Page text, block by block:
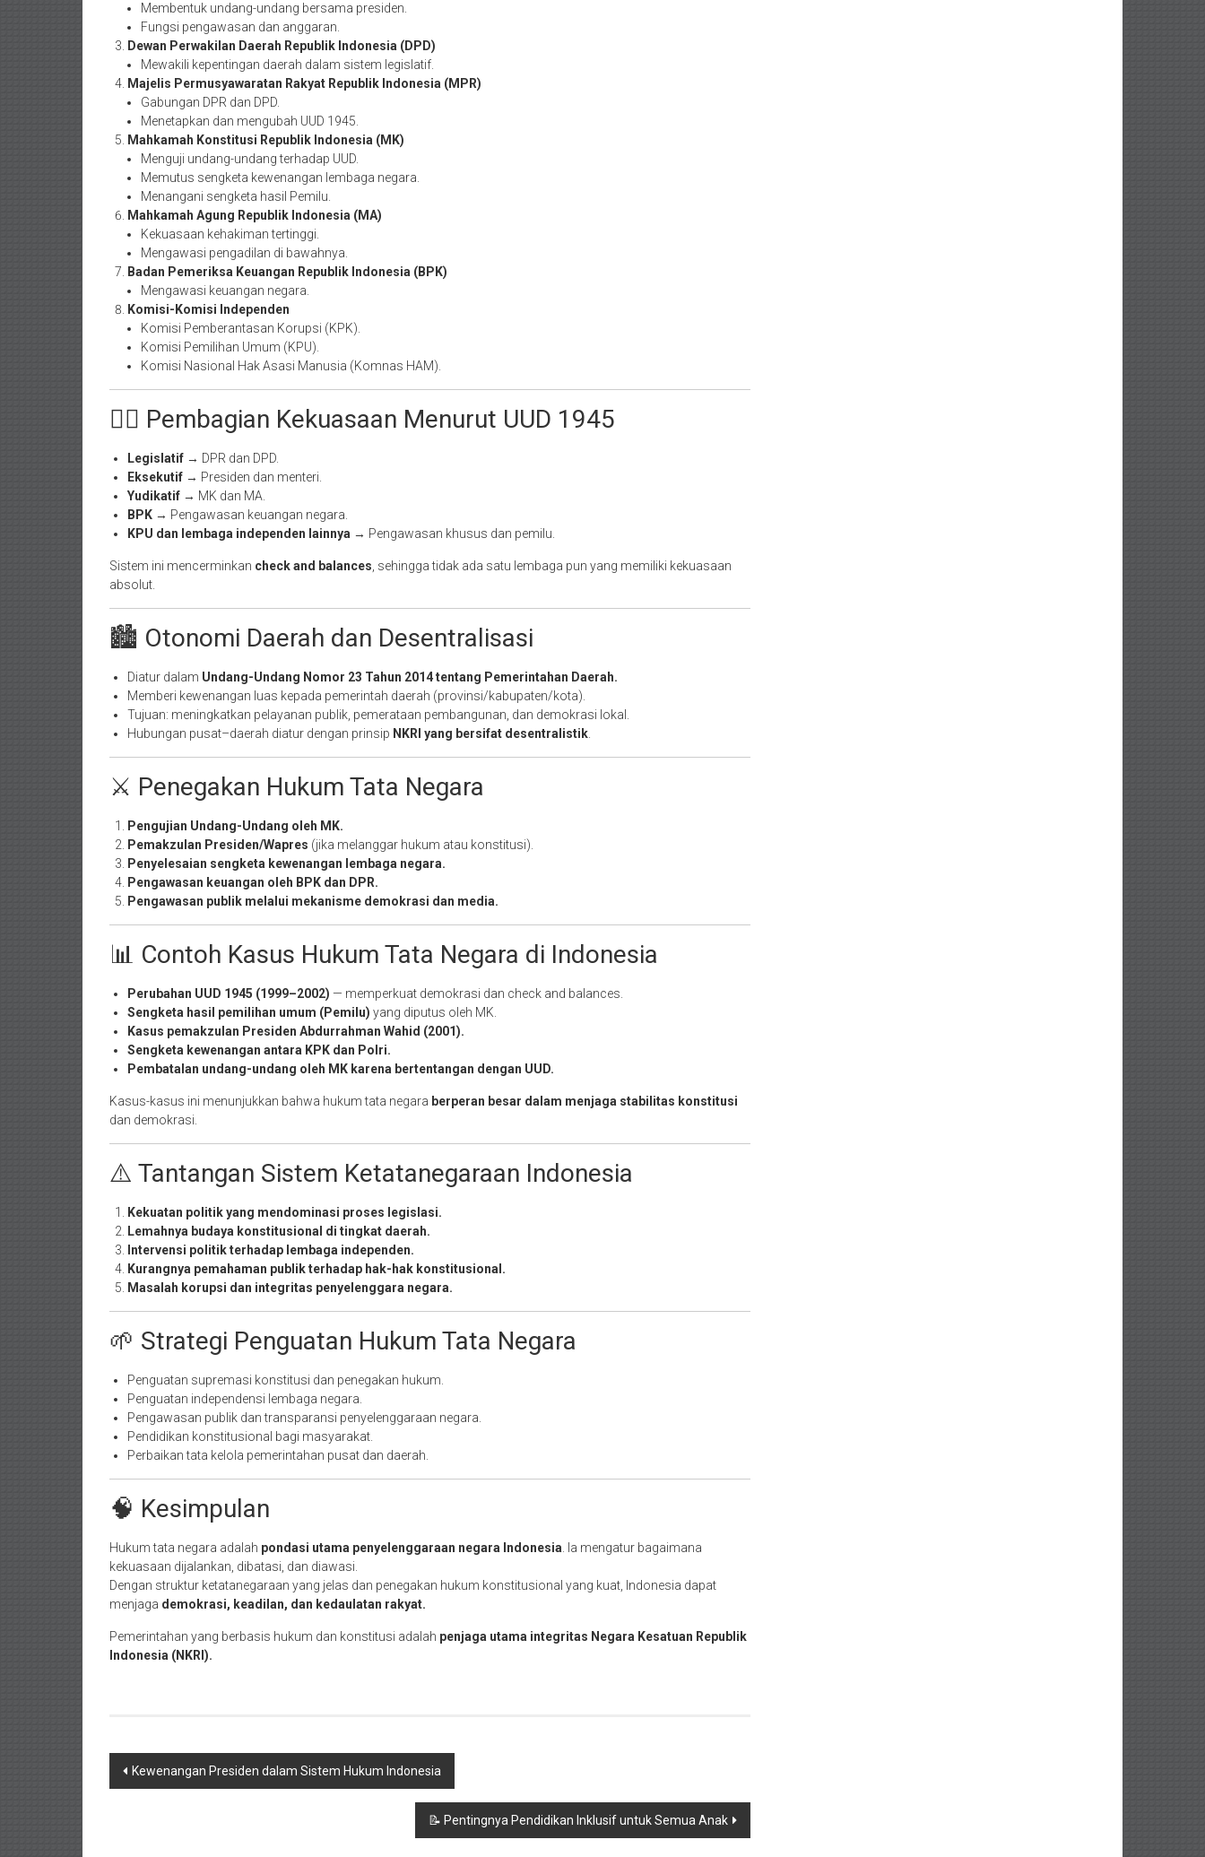
Membentuk undang-undang bersama presiden.
Fungsi pengawasan dan anggaran.
Dewan Perwakilan Daerah Republik Indonesia (DPD)
Mewakili kepentingan daerah dalam sistem legislatif.
Majelis Permusyawaratan Rakyat Republik Indonesia (MPR)
Gabungan DPR dan DPD.
Menetapkan dan mengubah UUD 1945.
Mahkamah Konstitusi Republik Indonesia (MK)
Menguji undang-undang terhadap UUD.
Memutus sengketa kewenangan lembaga negara.
Menangani sengketa hasil Pemilu.
Mahkamah Agung Republik Indonesia (MA)
Kekuasaan kehakiman tertinggi.
Mengawasi pengadilan di bawahnya.
Badan Pemeriksa Keuangan Republik Indonesia (BPK)
Mengawasi keuangan negara.
Komisi-Komisi Independen
Komisi Pemberantasan Korupsi (KPK).
Komisi Pemilihan Umum (KPU).
Komisi Nasional Hak Asasi Manusia (Komnas HAM).
🧑‍⚖️ Pembagian Kekuasaan Menurut UUD 1945
Legislatif → DPR dan DPD.
Eksekutif → Presiden dan menteri.
Yudikatif → MK dan MA.
BPK → Pengawasan keuangan negara.
KPU dan lembaga independen lainnya → Pengawasan khusus dan pemilu.
Sistem ini mencerminkan check and balances, sehingga tidak ada satu lembaga pun yang memiliki kekuasaan
absolut.
🏙️ Otonomi Daerah dan Desentralisasi
Diatur dalam Undang-Undang Nomor 23 Tahun 2014 tentang Pemerintahan Daerah.
Memberi kewenangan luas kepada pemerintah daerah (provinsi/kabupaten/kota).
Tujuan: meningkatkan pelayanan publik, pemerataan pembangunan, dan demokrasi lokal.
Hubungan pusat–daerah diatur dengan prinsip NKRI yang bersifat desentralistik.
⚔️ Penegakan Hukum Tata Negara
Pengujian Undang-Undang oleh MK.
Pemakzulan Presiden/Wapres (jika melanggar hukum atau konstitusi).
Penyelesaian sengketa kewenangan lembaga negara.
Pengawasan keuangan oleh BPK dan DPR.
Pengawasan publik melalui mekanisme demokrasi dan media.
📊 Contoh Kasus Hukum Tata Negara di Indonesia
Perubahan UUD 1945 (1999–2002) — memperkuat demokrasi dan check and balances.
Sengketa hasil pemilihan umum (Pemilu) yang diputus oleh MK.
Kasus pemakzulan Presiden Abdurrahman Wahid (2001).
Sengketa kewenangan antara KPK dan Polri.
Pembatalan undang-undang oleh MK karena bertentangan dengan UUD.
Kasus-kasus ini menunjukkan bahwa hukum tata negara berperan besar dalam menjaga stabilitas konstitusi
dan demokrasi.
⚠️ Tantangan Sistem Ketatanegaraan Indonesia
Kekuatan politik yang mendominasi proses legislasi.
Lemahnya budaya konstitusional di tingkat daerah.
Intervensi politik terhadap lembaga independen.
Kurangnya pemahaman publik terhadap hak-hak konstitusional.
Masalah korupsi dan integritas penyelenggara negara.
🌱 Strategi Penguatan Hukum Tata Negara
Penguatan supremasi konstitusi dan penegakan hukum.
Penguatan independensi lembaga negara.
Pengawasan publik dan transparansi penyelenggaraan negara.
Pendidikan konstitusional bagi masyarakat.
Perbaikan tata kelola pemerintahan pusat dan daerah.
🧠 Kesimpulan
Hukum tata negara adalah pondasi utama penyelenggaraan negara Indonesia. Ia mengatur bagaimana
kekuasaan dijalankan, dibatasi, dan diawasi.
Dengan struktur ketatanegaraan yang jelas dan penegakan hukum konstitusional yang kuat, Indonesia dapat
menjaga demokrasi, keadilan, dan kedaulatan rakyat.
Pemerintahan yang berbasis hukum dan konstitusi adalah penjaga utama integritas Negara Kesatuan Republik
Indonesia (NKRI).
Navigasi
Kewenangan Presiden dalam Sistem Hukum Indonesia
📝 Pentingnya Pendidikan Inklusif untuk Semua Anak